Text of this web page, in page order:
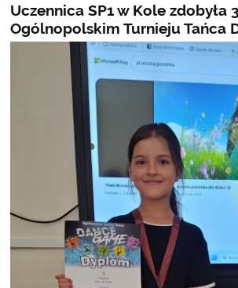
Uczennica SP1 w Kole zdobyła
Ogólnopolskim Turnieju Tańca